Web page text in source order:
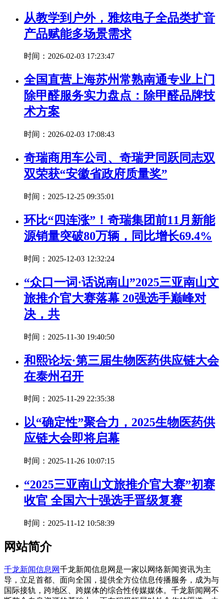
从教学到户外，雅炫电子全品类扩音
产品赋能多场景需求
时间：2026-02-03 17:23:47
全国直营上海苏州常熟南通专业上门
除甲醛服务实力盘点：除甲醛品牌技
术方案
时间：2026-02-03 17:08:43
奇瑞商用车公司、奇瑞尹同跃同志双
双荣获“安徽省政府质量奖”
时间：2025-12-25 09:35:01
环比“四连涨”！奇瑞集团前11月新能
源销量突破80万辆，同比增长69.4%
时间：2025-12-03 12:32:24
“众口一词·话说南山”2025三亚南山文
旅推介官大赛落幕 20强选手巅峰对
决，共
时间：2025-11-30 19:40:50
和熙论坛·第三届生物医药供应链大会
在泰州召开
时间：2025-11-29 22:35:38
以“确定性”聚合力，2025生物医药供
应链大会即将启幕
时间：2025-11-26 10:07:15
“2025三亚南山文旅推介官大赛”初赛
收官 全国六十强选手晋级复赛
时间：2025-11-12 10:58:39
网站简介
千龙新闻信息网千龙新闻信息网是一家以网络新闻资讯为主
导，立足首都、面向全国，提供全方位信息传播服务，成为与
国际接轨，跨地区、跨媒体的综合性传媒媒体。千龙新闻网不